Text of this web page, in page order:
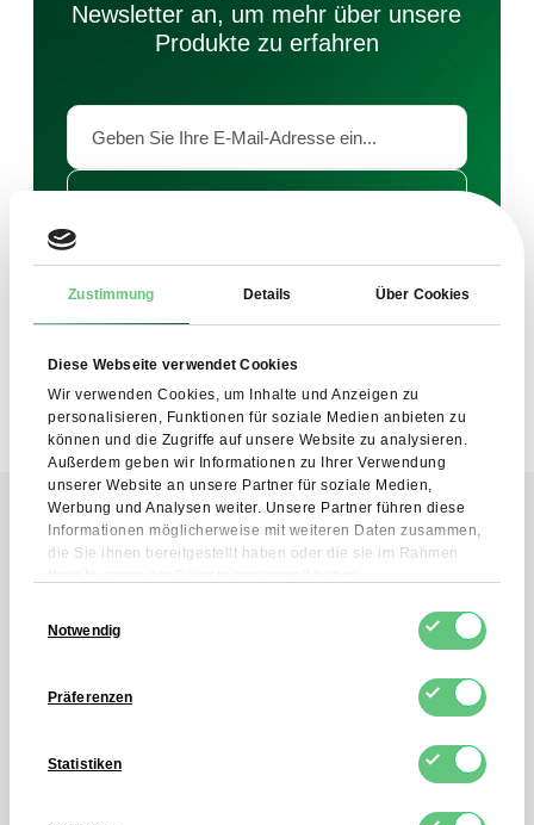
Zustimmung Details Über Cookies
Diese Webseite verwendet Cookies
Wir verwenden Cookies, um Inhalte und Anzeigen zu
personalisieren, Funktionen für soziale Medien anbieten zu
können und die Zugriffe auf unsere Website zu analysieren.
Außerdem geben wir Informationen zu Ihrer Verwendung
unserer Website an unsere Partner für soziale Medien,
Werbung und Analysen weiter. Unsere Partner führen diese
Informationen möglicherweise mit weiteren Daten zusammen,
die Sie ihnen bereitgestellt haben oder die sie im Rahmen
Notwendig
Präferenzen
Statistiken
Newsletter an, um mehr über unsere
Produkte zu erfahren
COMMERCE S.A. zum Zweck der Bereitstellung des
Kontakt
Nehmen Sie Kontakt
Kontaktieren Sie uns über das
Kontaktformular und erhalten Sie